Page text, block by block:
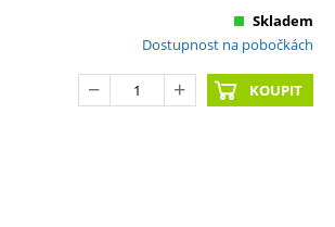
Skladem
Dostupnost na pobočkách
KOUPIT